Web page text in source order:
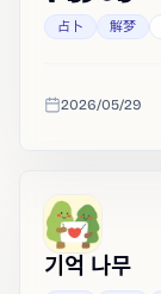
占卜 解梦
收录时间
2026/05/29
기억 나무